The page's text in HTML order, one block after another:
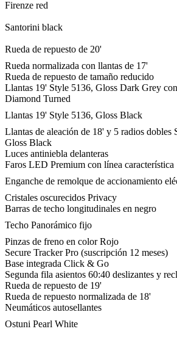
Firenze red
Santorini black
Rueda de repuesto de 20'
Rueda normalizada con llantas de 17'
Rueda de repuesto de tamaño reducido
Llantas 19' Style 5136, Gloss Dark Grey
Diamond Turned
Llantas 19' Style 5136, Gloss Black
Llantas de aleación de 18' y 5 radios dobles
Gloss Black
Luces antiniebla delanteras
Faros LED Premium con línea característica
Enganche de remolque de accionamiento
Cristales oscurecidos Privacy
Barras de techo longitudinales en negro
Techo Panorámico fijo
Pinzas de freno en color Rojo
Secure Tracker Pro (suscripción 12 meses)
Base integrada Click & Go
Segunda fila asientos 60:40 deslizantes y
Rueda de repuesto de 19'
Rueda de repuesto normalizada de 18'
Neumáticos autosellantes
Ostuni Pearl White